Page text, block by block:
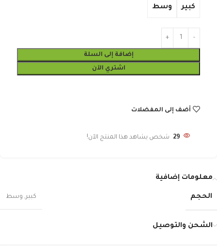
كبير وسط
إضافة إلى السلة
اشتري الآن
أضف إلى المفضلات
29 شخص يشاهد هذا المنتج الآن!
معلومات إضافية
الحجم كبير, وسط
الشحن والتوصيل